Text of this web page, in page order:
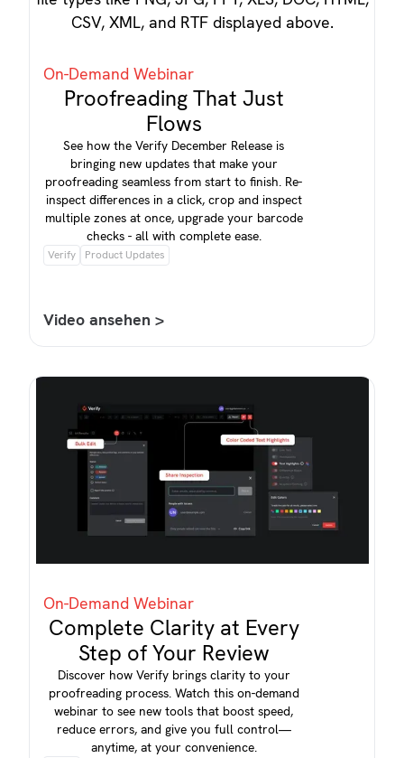
On-Demand Webinar
Proofreading That Just
Flows
See how the Verify December Release is
bringing new updates that make your
proofreading seamless from start to finish. Re-
inspect differences in a click, crop and inspect
multiple zones at once, upgrade your barcode
checks - all with complete ease.
Verify Product Updates
Video ansehen >
On-Demand Webinar
Complete Clarity at Every
Step of Your Review
Discover how Verify brings clarity to your
proofreading process. Watch this on-demand
webinar to see new tools that boost speed,
reduce errors, and give you full control—
anytime, at your convenience.